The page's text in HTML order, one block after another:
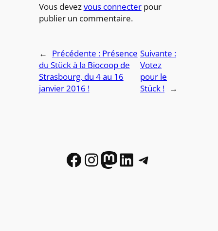
Vous devezvous connecterpour
publier un commentaire.
← Précédente : Présence
du Stück à la Biocoop de
Strasbourg, du 4 au 16
janvier 2016 !
Suivante :
Votez
pour le
Stück ! →
Facebook InstagramMastodon LinkedIn Telegram